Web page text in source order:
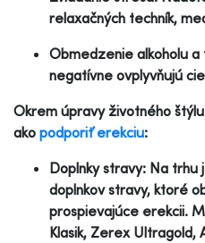
relaxačných techník,
Obmedzenie alkoholu a
negatívne ovplyvňujú
Okrem úpravy životného
ako podporiť erekciu:
Doplnky stravy: Na trhu
doplnkov stravy, ktoré
prospievajúce erekcii.
Klasik, Zerex Ultragold,